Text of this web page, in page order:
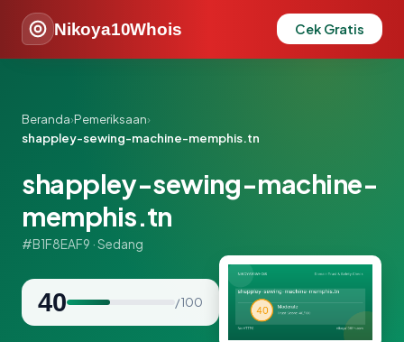
Nikoya10Whois Cek Gratis
Beranda›Pemeriksaan›
shappley-sewing-machine-memphis.tn
shappley-sewing-machine-
memphis.tn
#B1F8EAF9 · Sedang
40 / 100